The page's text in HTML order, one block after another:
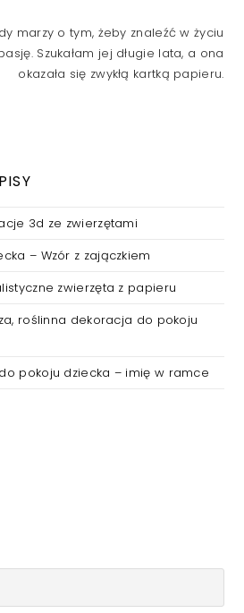
marzy o tym, żeby znaleźć w życiu
Szukałam jej długie lata, a ona
okazała się zwykłą kartką papieru.
3d ze zwierzętami
– Wzór z zajączkiem
zwierzęta z papieru
roślinna dekoracja do pokoju
pokoju dziecka – imię w ramce